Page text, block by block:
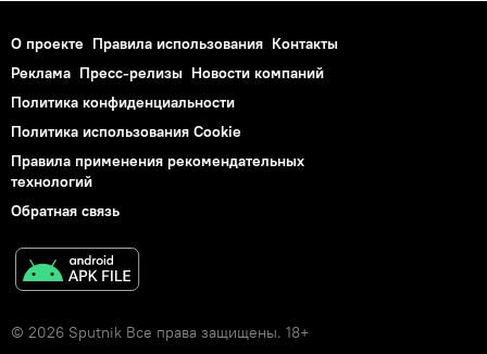
О проекте Правила использования Контакты
Реклама Пресс-релизы Новости компаний
Политика конфиденциальности
Политика использования Cookie
Правила применения рекомендательных
технологий
Обратная связь
© 2026 Sputnik Все права защищены. 18+